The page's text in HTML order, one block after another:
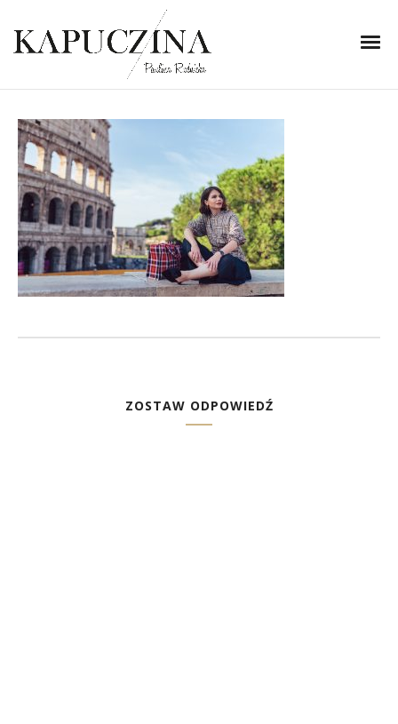
1 października 2018
DSC_3469
Written by
ZOSTAW ODPOWIEDŹ